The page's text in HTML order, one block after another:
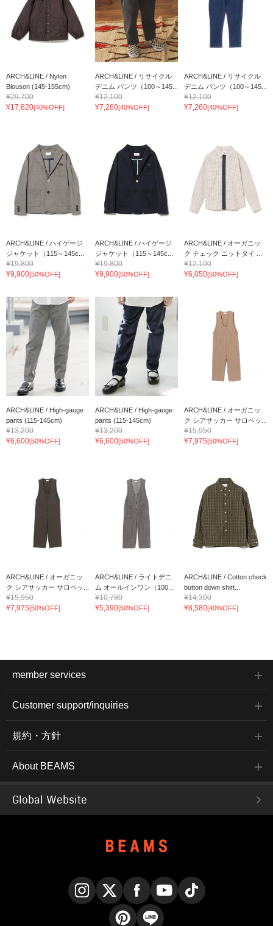
ARCH&LINE / Nylon
Blouson (145-155cm)
¥29,700
¥17,820[40%OFF]
ARCH&LINE / リサイクル
デニム パンツ（100～145...
¥12,100
¥7,260[40%OFF]
ARCH&LINE / リサイクル
デニム パンツ（100～145...
¥12,100
¥7,260[40%OFF]
ARCH&LINE / ハイゲージ
ジャケット（115～145c...
¥19,800
¥9,900[50%OFF]
ARCH&LINE / ハイゲージ
ジャケット（115～145c...
¥19,800
¥9,900[50%OFF]
ARCH&LINE / オーガニッ
ク チェック ニットタイ ...
¥12,100
¥6,050[50%OFF]
ARCH&LINE / High-gauge
pants (115-145cm)
¥13,200
¥6,600[50%OFF]
ARCH&LINE / High-gauge
pants (115-145cm)
¥13,200
¥6,600[50%OFF]
ARCH&LINE / オーガニッ
ク シアサッカー サロペッ...
¥15,950
¥7,975[50%OFF]
ARCH&LINE / オーガニッ
ク シアサッカー サロペッ...
¥15,950
¥7,975[50%OFF]
ARCH&LINE / ライトデニ
ム オールインワン（100...
¥10,780
¥5,390[50%OFF]
ARCH&LINE / Cotton check
button down shirt...
¥14,300
¥8,580[40%OFF]
member services
Customer support/inquiries
規約・方針
About BEAMS
Global Website